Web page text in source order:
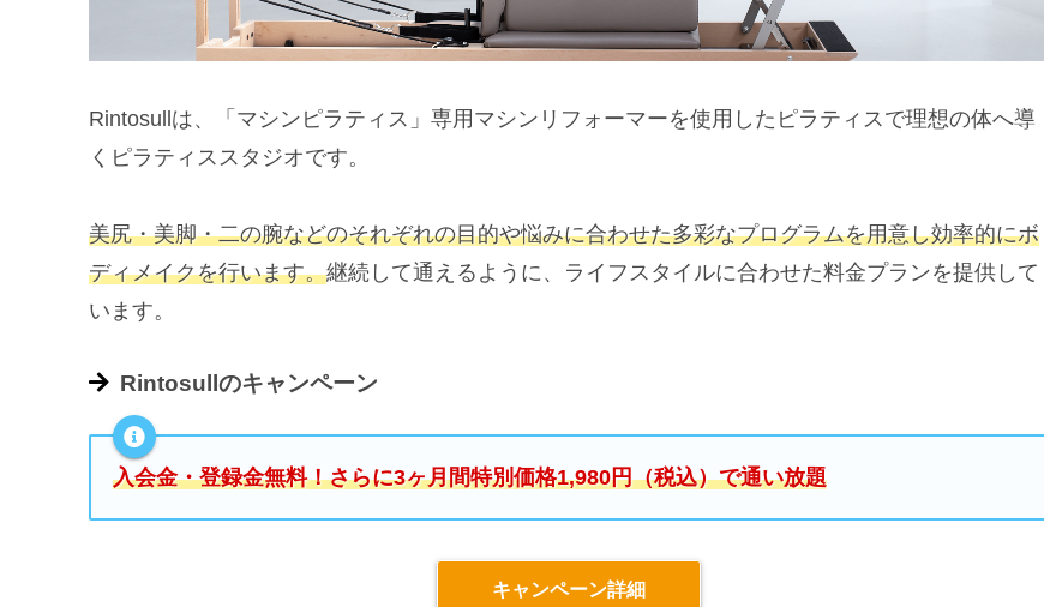
Rintosullは、「マシンピラティス」専用マシンリフォーマーを使用したピラティスで理想の体へ導
くピラティススタジオです。
美尻・美脚・二の腕などのそれぞれの目的や悩みに合わせた多彩なプログラムを用意し効率的にボ
ディメイクを行います。継続して通えるように、ライフスタイルに合わせた料金プランを提供して
います。
Rintosullのキャンペーン
入会金・登録金無料！さらに3ヶ月間特別価格1,980円（税込）で通い放題
キャンペーン詳細